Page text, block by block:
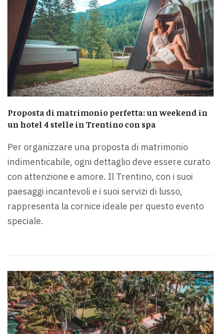
Proposta di matrimonio perfetta: un weekend in
un hotel 4 stelle in Trentino con spa
Per organizzare una proposta di matrimonio
indimenticabile, ogni dettaglio deve essere curato
con attenzione e amore. Il Trentino, con i suoi
paesaggi incantevoli e i suoi servizi di lusso,
rappresenta la cornice ideale per questo evento
speciale.